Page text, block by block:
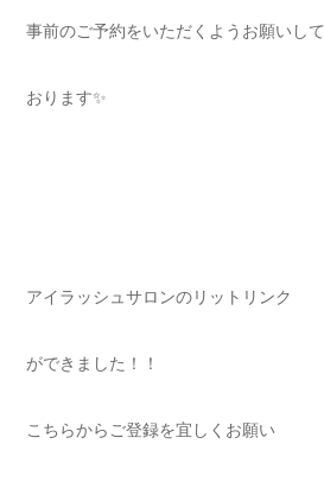
事前のご予約をいただくようお願いして
おります✨
アイラッシュサロンのリットリンク
ができました！！
こちらからご登録を宜しくお願い